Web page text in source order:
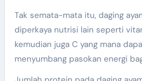
Tak semata-mata itu, daging
diperkaya nutrisi lain seperti
kemudian juga C yang mana
menyumbang pasokan energi